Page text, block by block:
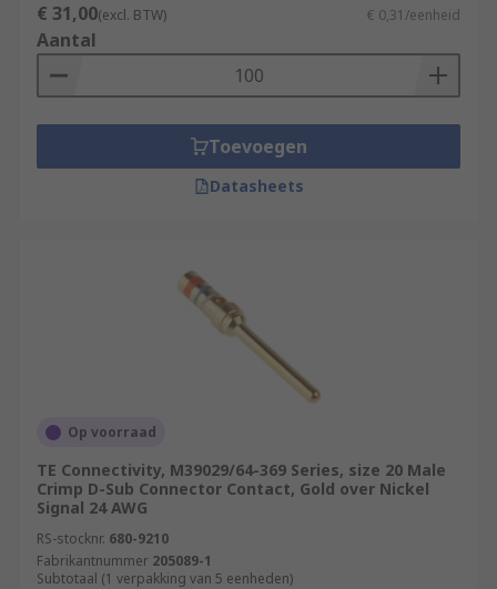
€ 31,00(excl. BTW) € 0,31/eenheid
Aantal
Toevoegen
Datasheets
Op voorraad
TE Connectivity, M39029/64-369 Series, size 20 Male
Crimp D-Sub Connector Contact, Gold over Nickel
Signal 24 AWG
RS-stocknr. 680-9210
Fabrikantnummer 205089-1
Subtotaal (1 verpakking van 5 eenheden)